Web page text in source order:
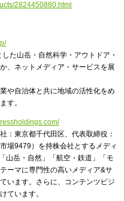
2824450880.html
た山岳・自然科学・アウトドア・
、ネットメディア・サービスを展
や自治体と共に地域の活性化をめ
す。
：東京都千代田区、代表取締役：
場9479）を持株会社とするメディ
山岳・自然」「航空・鉄道」「モ
ーマに専門性の高いメディア&サ
います。さらに、コンテンツビジ
ています。